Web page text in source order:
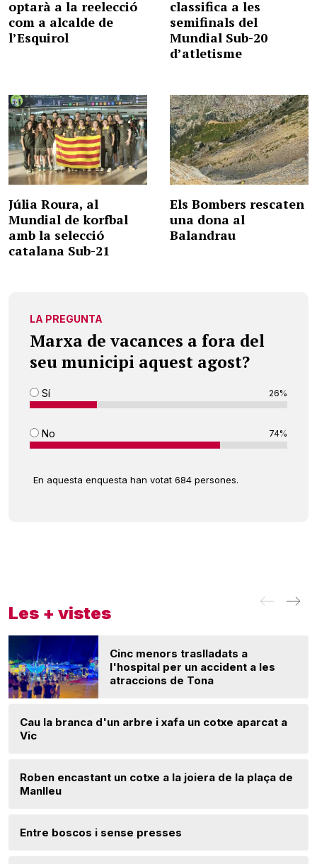
optarà a la reelecció
com a alcalde de
l’Esquirol
classifica a les
semifinals del
Mundial Sub-20
d’atletisme
Júlia Roura, al
Mundial de korfbal
amb la selecció
catalana Sub-21
Els Bombers rescaten
una dona al
Balandrau
LA PREGUNTA
Marxa de vacances a fora del
seu municipi aquest agost?
Sí 26%
No 74%
En aquesta enquesta han votat 684 persones.
Les + vistes
Cinc menors traslladats a
l'hospital per un accident a les
atraccions de Tona
Cau la branca d'un arbre i xafa un cotxe aparcat a
Vic
Roben encastant un cotxe a la joiera de la plaça de
Manlleu
Entre boscos i sense presses